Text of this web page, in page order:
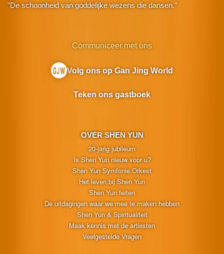
"De schoonheid van goddelijke wezens die dansen."
OVER SHEN YUN
20-jarig jubileum
Is Shen Yun nieuw voor u?
Shen Yun Symfonie Orkest
Het leven bij Shen Yun
Shen Yun feiten
De uitdagingen waar we mee te maken hebben
Shen Yun & Spiritualiteit
Maak kennis met de artiesten
Veelgestelde Vragen
Communiceer met ons
Volg ons op Gan Jing World
Teken ons gastboek